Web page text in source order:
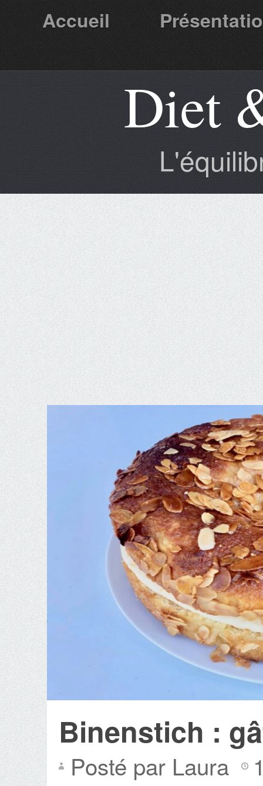
Accueil
Partenaires Diet
Binenstich :
Posté par Laura